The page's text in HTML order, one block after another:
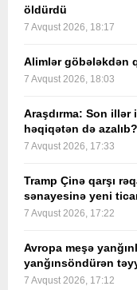
öldürdü
7 Avqust 2026, 18:17
Alimlər göbələkdən
7 Avqust 2026, 18:03
Araşdırma: Son
həqiqətən də azalıb?
7 Avqust 2026, 17:33
Tramp Çinə qarşı
sənayesinə yeni
7 Avqust 2026, 17:22
Avropa meşə
yanğınsöndürən
7 Avqust 2026, 17:12